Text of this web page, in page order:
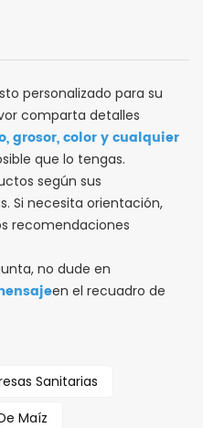
personalizado para su
comparta detalles
grosor, color y cualquier
que lo tengas.
según sus
Si necesita orientación,
recomendaciones
no dude en
en el recuadro de
Sanitarias
Maíz